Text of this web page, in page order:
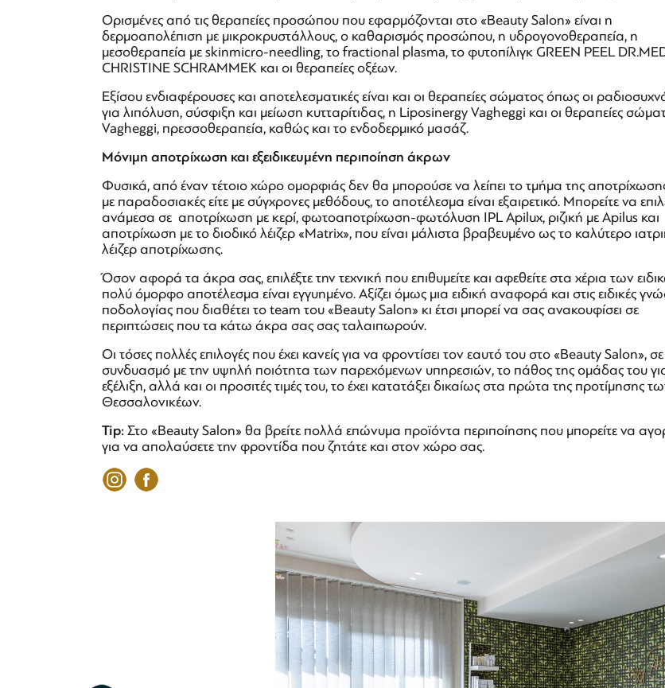
Ορισμένες από τις θεραπείες προσώπου που εφαρμόζονται στο «Beauty Salon» είναι η
δερμοαπολέπιση με μικροκρυστάλλους, ο καθαρισμός προσώπου, η υδρογονοθεραπεία, η
μεσοθεραπεία με skinmicro-needling, το fractional plasma, το φυτοπίλιγκ GREEN PEEL
CHRISTINE SCHRAMMEK και οι θεραπείες οξέων.
Εξίσου ενδιαφέρουσες και αποτελεσματικές είναι και οι θεραπείες σώματος όπως οι
για λιπόλυση, σύσφιξη και μείωση κυτταρίτιδας, η Liposinergy Vagheggi και οι θεραπείες
Vagheggi, πρεσσοθεραπεία, καθώς και το ενδοδερμικό μασάζ.
Μόνιμη αποτρίχωση και εξειδικευμένη περιποίηση άκρων
Φυσικά, από έναν τέτοιο χώρο ομορφιάς δεν θα μπορούσε να λείπει το τμήμα της
με παραδοσιακές είτε με σύγχρονες μεθόδους, το αποτέλεσμα είναι εξαιρετικό. Μπορείτε να
ανάμεσα σε αποτρίχωση με κερί, φωτοαποτρίχωση-φωτόλυση IPL Apilux, ριζική με Apilus και
αποτρίχωση με το διοδικό λέιζερ «Matrix», που είναι μάλιστα βραβευμένο ως το καλύτερο
λέιζερ αποτρίχωσης.
Όσον αφορά τα άκρα σας, επιλέξτε την τεχνική που επιθυμείτε και αφεθείτε στα χέρια των
πολύ όμορφο αποτέλεσμα είναι εγγυημένο. Αξίζει όμως μια ειδική αναφορά και στις ειδικές
ποδολογίας που διαθέτει το team του «Beauty Salon» κι έτσι μπορεί να σας ανακουφίσει σε
περιπτώσεις που τα κάτω άκρα σας σας ταλαιπωρούν.
Οι τόσες πολλές επιλογές που έχει κανείς για να φροντίσει τον εαυτό του στο «Beauty Salon», σε
συνδυασμό με την υψηλή ποιότητα των παρεχόμενων υπηρεσιών, το πάθος της ομάδας του
εξέλιξη, αλλά και οι προσιτές τιμές του, το έχει κατατάξει δικαίως στα πρώτα της προτίμησης
Θεσσαλονικέων.
Tip: Στο «Beauty Salon» θα βρείτε πολλά επώνυμα προϊόντα περιποίησης που μπορείτε να
για να απολαύσετε την φροντίδα που ζητάτε και στον χώρο σας.